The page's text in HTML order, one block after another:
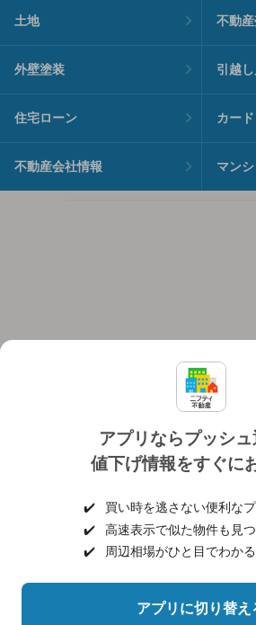
アプリならプッシ
値下げ情報をすぐに
✔️
買い時を逃さない便利な
✔️
高速表示で似た物件も見
✔️
周辺相場がひと目でわか
アプリに切り替え
土地 不動
外壁塗装 引越
住宅ローン カー
不動産会社情報 マン
個人情報保護ポリシー
ヘルプ・お問い合わせ
©NIFTY Lifestyle Co.,